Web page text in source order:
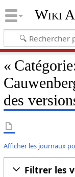
Wiki
«
des
Afficher les journaux
Filtrer les